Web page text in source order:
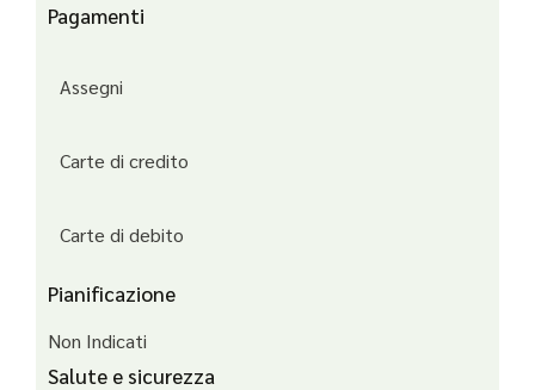
Pagamenti
Assegni
Carte di credito
Carte di debito
Pianificazione
Non Indicati
Salute e sicurezza